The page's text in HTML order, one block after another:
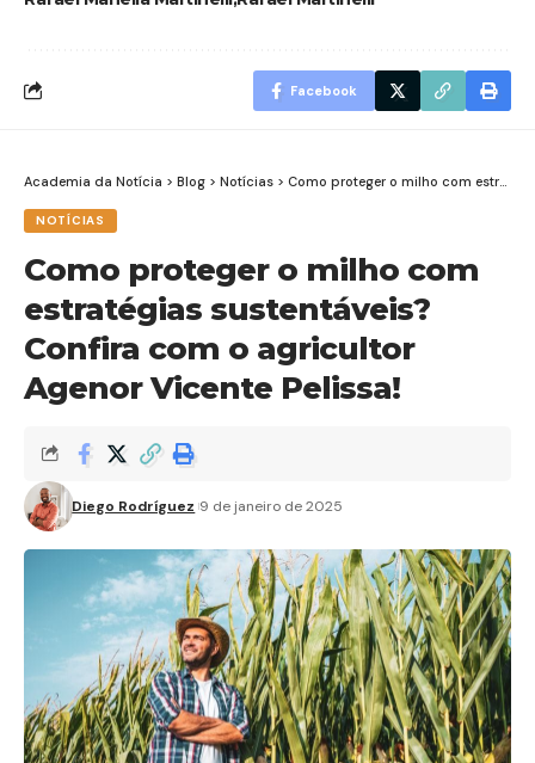
Facebook
Academia da Notícia > Blog > Notícias > Como proteger o milho com estratégias sustentáveis? Confira com o agricultor Agenor Vicente Pelissa!
NOTÍCIAS
Como proteger o milho com
estratégias sustentáveis?
Confira com o agricultor
Agenor Vicente Pelissa!
Diego Rodríguez 9 de janeiro de 2025